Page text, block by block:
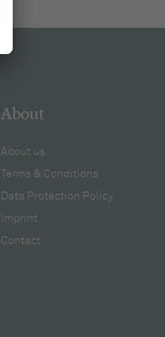
About
About us
Terms & Conditions
Data Protection Policy
Imprint
Contact